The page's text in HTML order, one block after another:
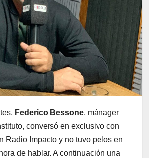
Federico Bessone, mánager
conversó en exclusivo con
Radio Impacto y no tuvo pelos en
de hablar. A continuación una